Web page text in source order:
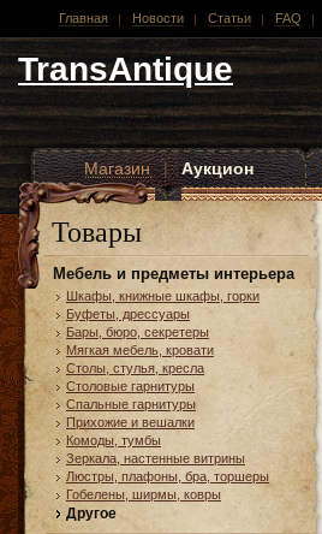
Главная Новости Статьи FAQ
TransAntique
Магазин | Аукцион
Другие стили
Товары
Мебель и предметы интерьера
Шкафы, книжные шкафы, горки
Буфеты, дрессуары
Бары, бюро, секретеры
Мягкая мебель, кровати
Столы, стулья, кресла
Столовые гарнитуры
Спальные гарнитуры
Прихожие и вешалки
Комоды, тумбы
Зеркала, настенные витрины
Люстры, плафоны, бра, торшеры
Гобелены, ширмы, ковры
Другое